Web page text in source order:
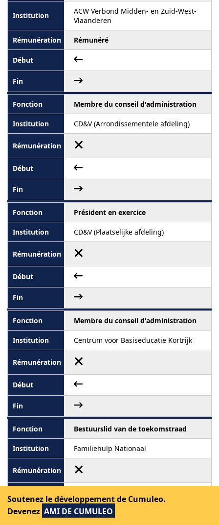
ACW Verbond Midden- en Zuid-West-
Vlaanderen
Rémunéré
Membre du conseil d'administration
CD&V (Arrondissementele afdeling)
Président en exercice
CD&V (Plaatselijke afdeling)
Membre du conseil d'administration
Centrum voor Basiseducatie Kortrijk
Bestuurslid van de toekomstraad
Familiehulp Nationaal
Soutenez le développement de Cumuleo.
Devenez AMI DE CUMULEO